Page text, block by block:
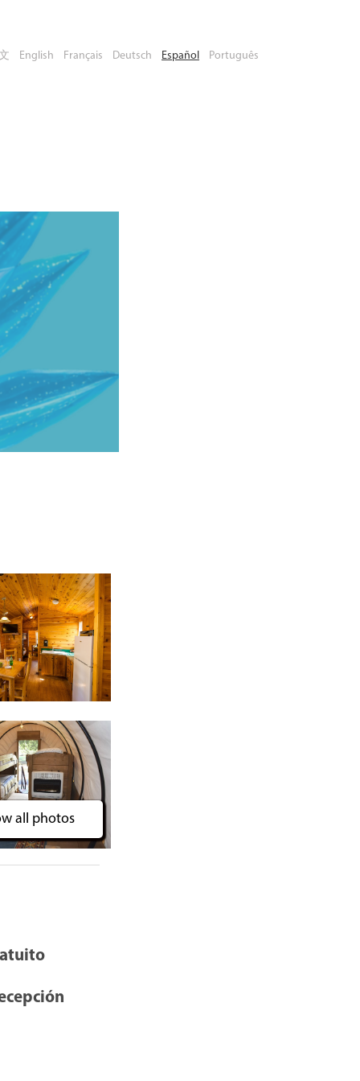
English Français Deutsch Español Português
su
lugar
all photos